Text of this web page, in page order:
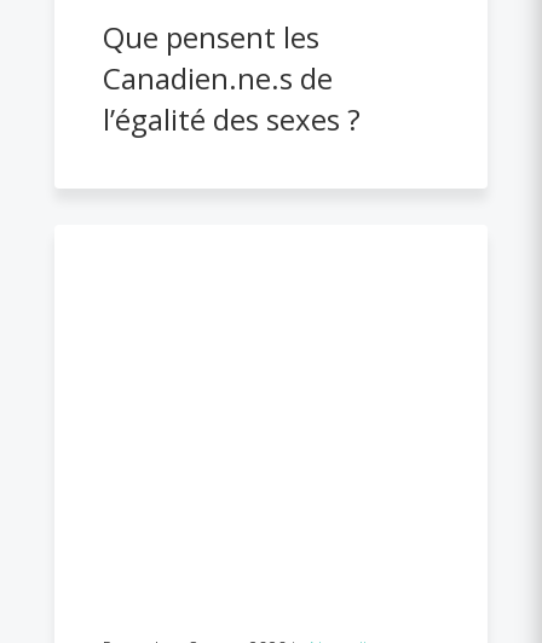
Que pensent les
Canadien.ne.s de
l’égalité des sexes ?